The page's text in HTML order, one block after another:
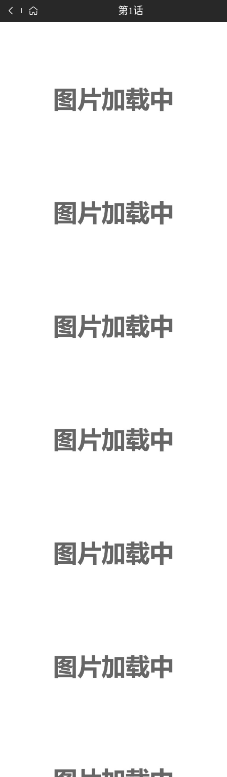
第1话
点击下载漫画APP